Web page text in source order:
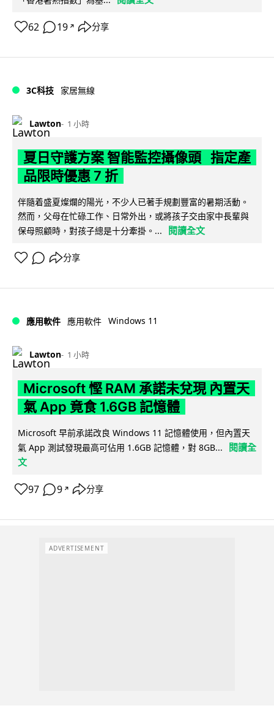
62 19 ↗ 分享
3C科技 家居無線
Lawton 1 小時
夏日守護方案 智能監控攝像頭 指定產
品限時優惠 7 折
伴隨着盛夏燦爛的陽光，不少人已著手規劃豐富的暑期活動。
然而，父母在忙碌工作、日常外出，或將孩子交由家中長輩與
保母照顧時，對孩子總是十分牽掛。...
閱讀全文
分享
應用軟件 應用軟件 Windows 11
Lawton 1 小時
Microsoft 慳 RAM 承諾未兌現 內置天
氣 App 竟食 1.6GB 記憶體
Microsoft 早前承諾改良 Windows 11 記憶體使用，但內置天
氣 App 測試發現最高可佔用 1.6GB 記憶體，對 8GB...
閱讀全
文
97 9 ↗ 分享
ADVERTISEMENT